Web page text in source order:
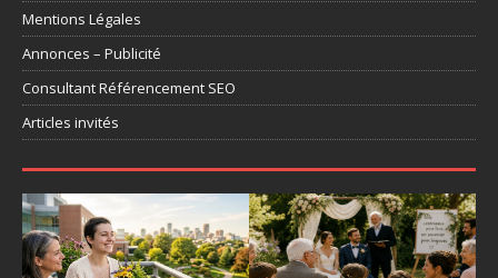
Mentions Légales
Annonces – Publicité
Consultant Référencement SEO
Articles invités